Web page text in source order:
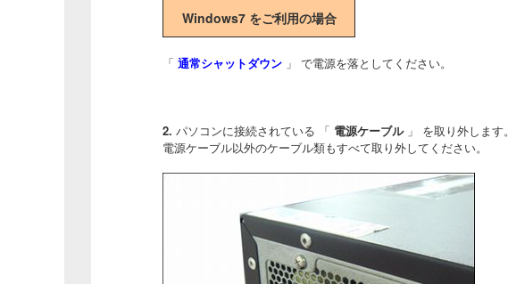
Windows7 をご利用の場合
「 通常シャットダウン 」 で電源を落としてください。
2. パソコンに接続されている 「 電源ケーブル」 を取り外します。
電源ケーブル以外のケーブル類もすべて取り外してください。